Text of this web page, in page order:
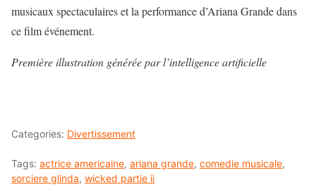
musicaux spectaculaires et la performance d’Ariana Grande dans
ce film événement.
Première illustration générée par l’intelligence artificielle
Categories: Divertissement
Tags: actrice americaine, ariana grande, comedie musicale,
sorciere glinda, wicked partie ii